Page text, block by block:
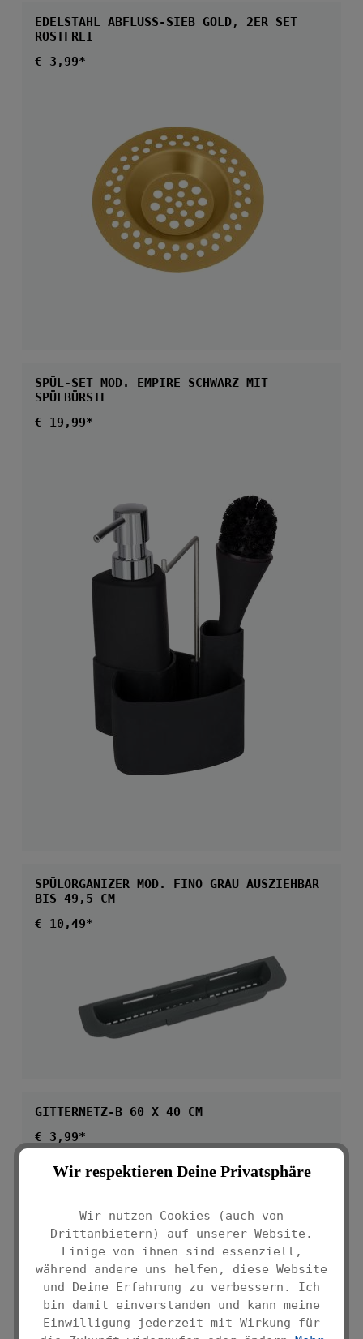
EDELSTAHL ABFLUSS-SIEB GOLD, 2ER SET
ROSTFREI
Regulärer Preis:
€ 3,99*
SPÜL-SET MOD. EMPIRE SCHWARZ MIT
SPÜLBÜRSTE
Regulärer Preis:
€ 19,99*
SPÜLORGANIZER MOD. FINO GRAU AUSZIEHBAR
BIS 49,5 CM
Regulärer Preis:
€ 10,49*
GITTERNETZ-B 60 X 40 CM
Regulärer Preis:
€ 3,99*
Wir respektieren Deine Privatsphäre
Wir nutzen Cookies (auch von
Drittanbietern) auf unserer Website.
Einige von ihnen sind essenziell,
während andere uns helfen, diese Website
und Deine Erfahrung zu verbessern. Ich
bin damit einverstanden und kann meine
Einwilligung jederzeit mit Wirkung für